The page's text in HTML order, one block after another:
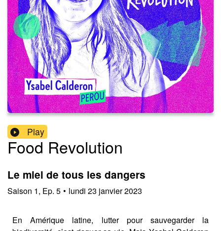
Play
Food Revolution
Le miel de tous les dangers
Saison 1, Ep. 5 • lundi 23 janvier 2023
En Amérique latine, lutter pour sauvegarder la